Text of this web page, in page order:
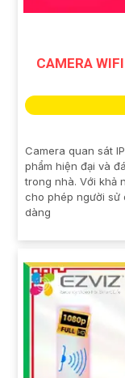
CAMERA
Camera quan sát
phẩm hiện đại và
trong nhà. Với khả
cho phép người sử
dàng